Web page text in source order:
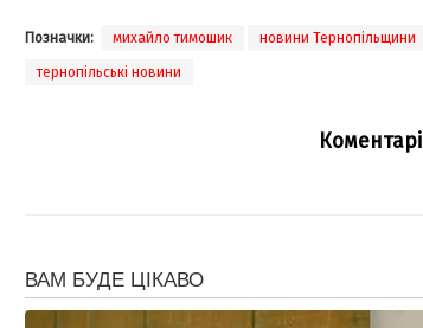
Позначки: михайло тимошик новини Тернопільщини
тернопільські новини
Коментарі